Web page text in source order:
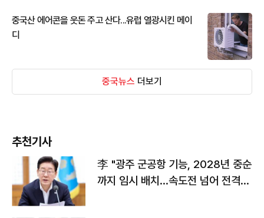
중국산 에어콘을 웃돈 주고 산다...유럽 열광시킨 메이
디
중국뉴스 더보기
추천기사
李 "광주 군공항 기능, 2028년 중순
까지 임시 배치…속도전 넘어 전격